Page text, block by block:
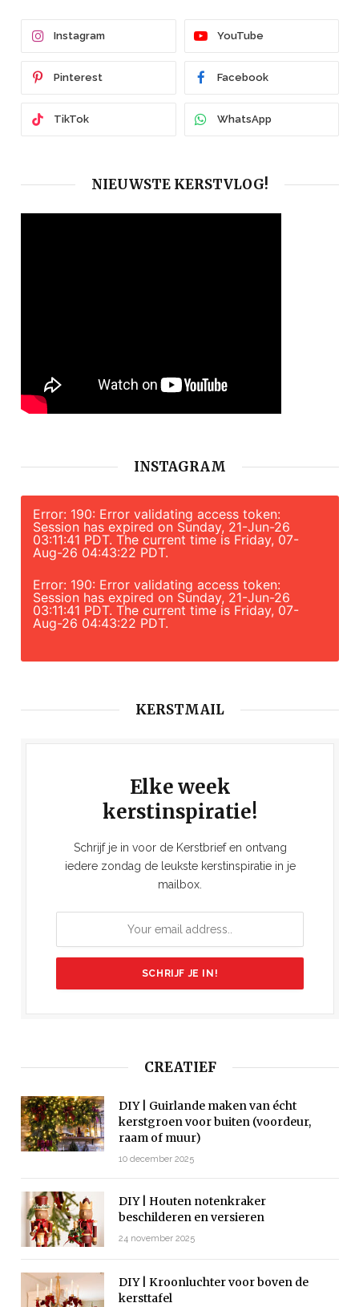
Instagram YouTube
Pinterest Facebook
TikTok WhatsApp
NIEUWSTE KERSTVLOG!
INSTAGRAM
Error: 190: Error validating access token:
Session has expired on Sunday, 21-Jun-26
03:11:41 PDT. The current time is Friday, 07-
Aug-26 04:43:22 PDT.
Error: 190: Error validating access token:
Session has expired on Sunday, 21-Jun-26
03:11:41 PDT. The current time is Friday, 07-
Aug-26 04:43:22 PDT.
KERSTMAIL
Elke week
kerstinspiratie!
Schrijf je in voor de Kerstbrief en ontvang
iedere zondag de leukste kerstinspiratie in je
mailbox.
CREATIEF
DIY | Guirlande maken van écht
kerstgroen voor buiten (voordeur,
raam of muur)
10 december 2025
DIY | Houten notenkraker
beschilderen en versieren
24 november 2025
DIY | Kroonluchter voor boven de
kersttafel